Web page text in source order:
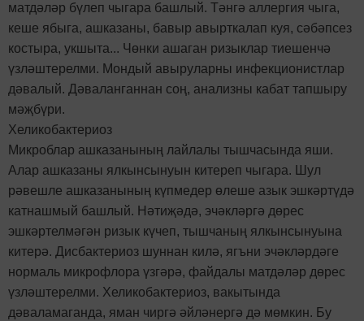
матдәләр бүлеп чыгара башлый. Тәнгә аллергия чыга,
кеше ябыга, ашказаны, бавыр авырткалап куя, сәбәпсез
костыра, укшыта... Чөнки ашаган ризыклар тиешенчә
үзләштерелми. Мондый авыруларны инфекционистлар
дәвалый. Дәваланганнан соң, анализны кабат тапшыру
мәҗбүри.
Хеликобактериоз
Микроблар ашказанының лайлалы тышчасында яши.
Алар ашказаны ялкынсынуын китереп чыгара. Шул
рәвешле ашказанының күпмедер өлеше азык эшкәртүдә
катнашмый башлый. Нәтиҗәдә, эчәкләргә дөрес
эшкәртелмәгән ризык күчеп, тышчаның ялкынсынуына
китерә. Дисбактериоз шуннан килә, ягъни эчәкләрдәге
нормаль микрофлора үзгәрә, файдалы матдәләр дөрес
үзләштерелми. Хеликобактериоз, вакытында
дәваламаганда, яман чиргә әйләнергә дә мөмкин. Бу